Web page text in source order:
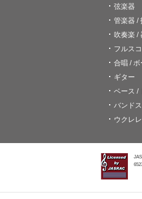
弦楽器
管楽器 /
吹奏楽 /
フルス
合唱 /
ギター
ベース /
バンド
ウクレレ